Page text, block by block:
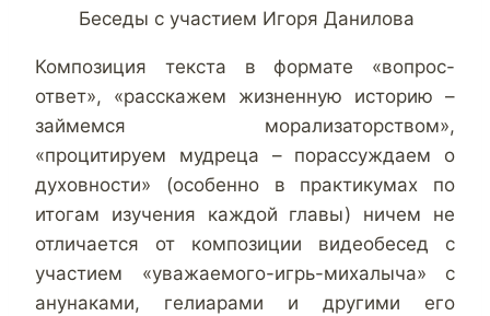
Беседы с участием Игоря Данилова
Композиция текста в формате «вопрос-
ответ», «расскажем жизненную историю –
займемся морализаторством»,
«процитируем мудреца – порассуждаем о
духовности» (особенно в практикумах по
итогам изучения каждой главы) ничем не
отличается от композиции видеобесед с
участием «уважаемого-игрь-михалыча» с
анунаками, гелиарами и другими его